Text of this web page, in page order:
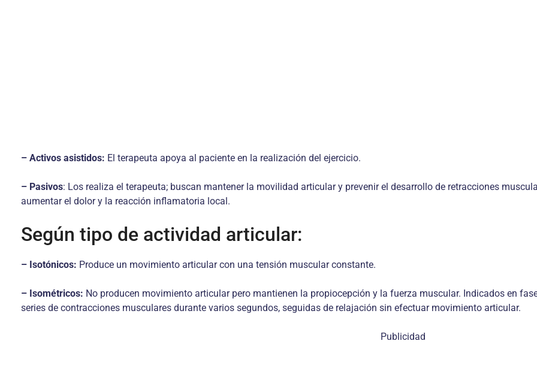
– Activos asistidos: El terapeuta apoya al paciente en la realización del ejercicio.
– Pasivos: Los realiza el terapeuta; buscan mantener la movilidad articular y prevenir el desarrollo de retracciones
aumentar el dolor y la reacción inflamatoria local.
Según tipo de actividad articular:
– Isotónicos: Produce un movimiento articular con una tensión muscular constante.
– Isométricos: No producen movimiento articular pero mantienen la propiocepción y la fuerza muscular. Indicados en
series de contracciones musculares durante varios segundos, seguidas de relajación sin efectuar movimiento articular.
Publicidad